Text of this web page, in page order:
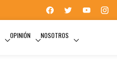
OPINIÓN NOSOTROS